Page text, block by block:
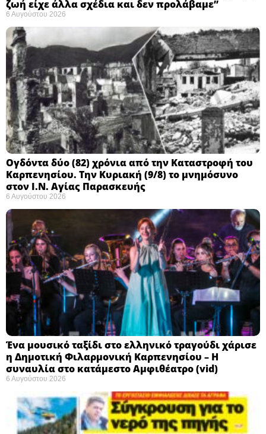
ζωή είχε άλλα σχέδια και δεν προλάβαμε”
6 Αυγούστου 2026
Ογδόντα δύο (82) χρόνια από την Καταστροφή του
Καρπενησίου. Την Κυριακή (9/8) το μνημόσυνο
στον Ι.Ν. Αγίας Παρασκευής
6 Αυγούστου 2026
Ένα μουσικό ταξίδι στο ελληνικό τραγούδι χάρισε
η Δημοτική Φιλαρμονική Καρπενησίου – Η
συναυλία στο κατάμεστο Αμφιθέατρο (vid)
6 Αυγούστου 2026